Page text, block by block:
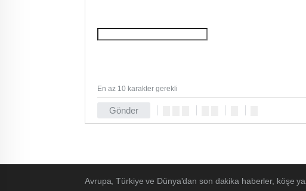
Gönder
En az 10 karakter gerekli
Avrupa, Türkiye ve Dünya'dan son dakika haberler, köşe